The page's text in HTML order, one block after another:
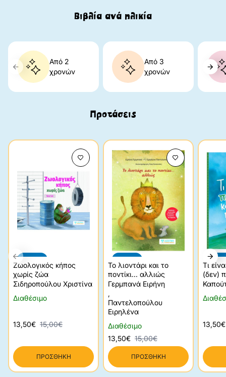
Βιβλία ανά ηλικία
Από 2
χρονών
Από 3
χρονών
Προτάσεις
Διαθέσιμο
Ζωολογικός κήπος
χωρίς ζώα
Σιδηροπούλου Χριστίνα
13,50€ 15,00€
ΠΡΟΣΘΉΚΗ
Διαθέσιμο
Το λιοντάρι και το
ποντίκι... αλλιώς
Γερμπανά Ειρήνη
,
Παντελοπούλου
Ειρηλένα
13,50€ 15,00€
ΠΡΟΣΘΉΚΗ
Τι
(δεν)
13,50€